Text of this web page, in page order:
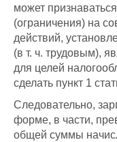
может
(ограничения) на
действий,
(в т. ч. трудовым),
для целей
сделать пункт 1
Следовательно,
форме, в части,
общей суммы